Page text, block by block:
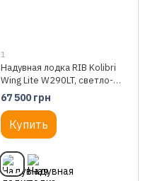
1
Надувная лодка RIB Kolibri
Wing Lite W290LT, светло-
серая
67 500 грн
Купить